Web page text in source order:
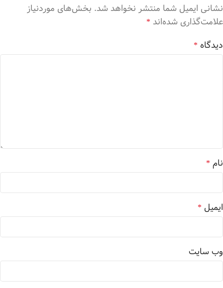
نشانی ایمیل شما منتشر نخواهد شد. بخش‌های موردنیاز
علامت‌گذاری شده‌اند *
دیدگاه *
نام *
ایمیل *
وب‌ سایت